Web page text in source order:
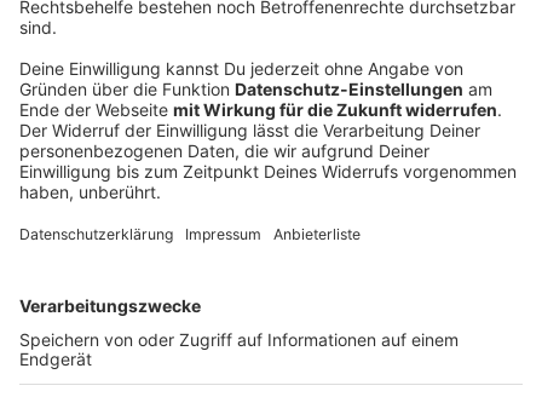
Anzeige
Ich habe gespendet - kann ich Kontakt zu
meinem Zwilling aufnehmen?
Anzeige
weiß nicht, dass man ihm seine Stammzellen
gespendet hast. Ein jeder persönlich weiß aber auch